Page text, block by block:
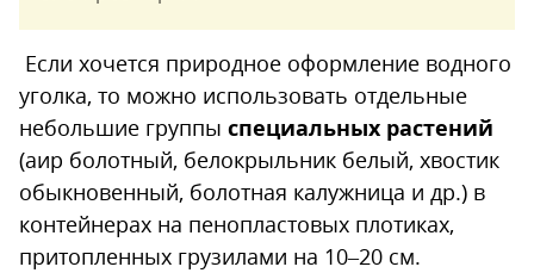
Если хочется природное оформление водного
уголка, то можно использовать отдельные
небольшие группы специальных растений
(аир болотный, белокрыльник белый, хвостик
обыкновенный, болотная калужница и др.) в
контейнерах на пенопластовых плотиках,
притопленных грузилами на 10–20 см.